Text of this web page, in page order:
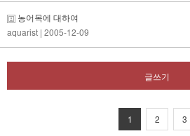
농어목에 대하여
aquarist | 2005-12-09
글쓰기
1 2 3